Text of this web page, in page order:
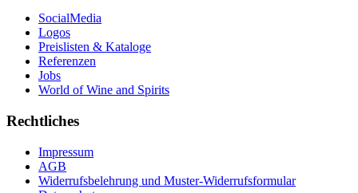
SocialMedia
Logos
Preislisten & Kataloge
Referenzen
Jobs
World of Wine and Spirits
Rechtliches
Impressum
AGB
Widerrufsbelehrung und Muster-Widerrufsformular